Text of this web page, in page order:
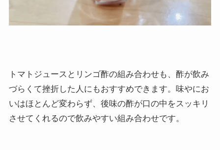
トマトジュースとリンゴ酢の組み合わせも、酢が飲み
づらくて挫折した人にもおすすめできます。味やにお
いはほとんど変わらず、後味の酢が口の中をスッキリ
させてくれるので飲みやすい組み合わせです。